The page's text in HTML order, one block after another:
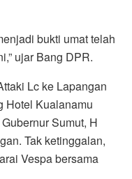
bukti umat telah
ujar Bang DPR.
Lc ke Lapangan
Hotel Kualanamu
Sumut, H
Tak ketinggalan,
Vespa bersama